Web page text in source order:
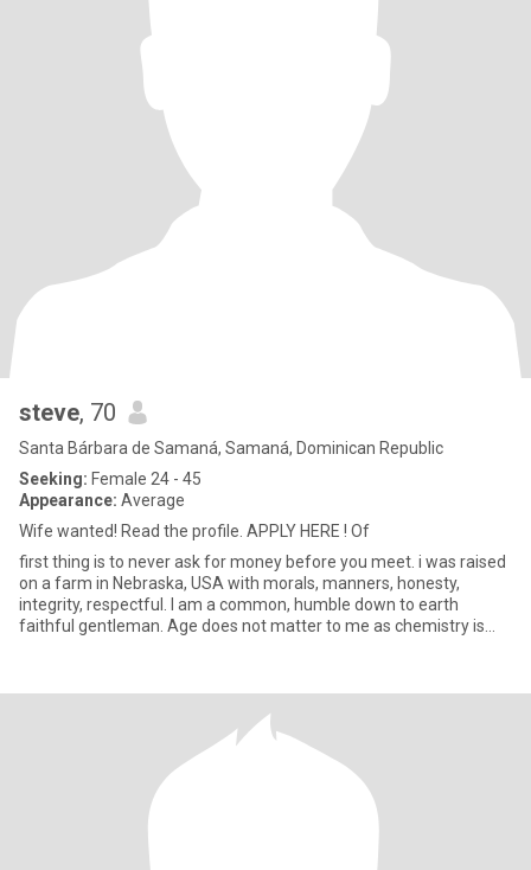
steve, 70
Santa Bárbara de Samaná, Samaná, Dominican Republic
Seeking: Female 24 - 45
Appearance: Average
Wife wanted! Read the profile. APPLY HERE ! Of
first thing is to never ask for money before you meet. i was raised
on a farm in Nebraska, USA with morals, manners, honesty,
integrity, respectful. I am a common, humble down to earth
faithful gentleman. Age does not matter to me as chemistry is